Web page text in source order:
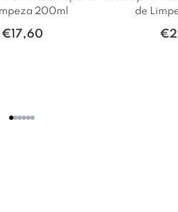
200ml
€17,60
de
€